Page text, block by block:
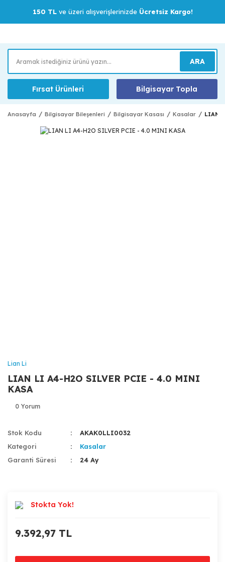
150 TLve üzeri alışverişlerinizde Ücretsiz Kargo!
ARA
Fırsat Ürünleri Bilgisayar Topla
Anasayfa Bilgisayar Bileşenleri Bilgisayar Kasası Kasalar LIAN
Lian Li
LIAN LI A4-H2O SILVER PCIE - 4.0 MINI
KASA
0 Yorum
Stok Kodu
AKAK0LLI0032
Kategori
Kasalar
Garanti Süresi
24 Ay
Stokta Yok!
9.392,97 TL